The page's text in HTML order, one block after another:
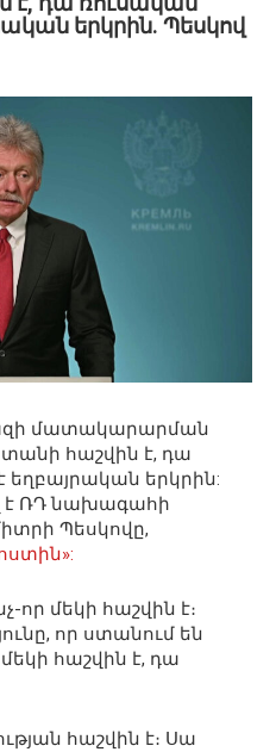
երկրին. Պեսկով
մատակարարման
հաշվին է, դա
եղբայրական երկրին:
է ՌԴ նախագահի
Պեսկովը,
որ մեկի հաշվին է։
որ ստանում են
հաշվին է, դա
հաշվին է։ Սա